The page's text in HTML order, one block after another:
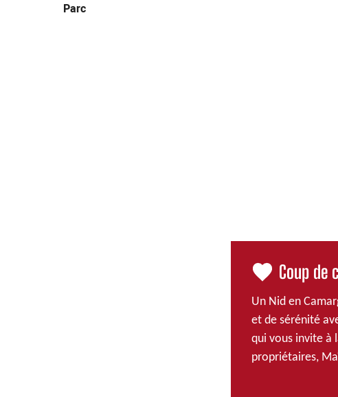
Parc
Coup de
Un Nid en
et de sérénité
qui vous invite à
propriétaires,